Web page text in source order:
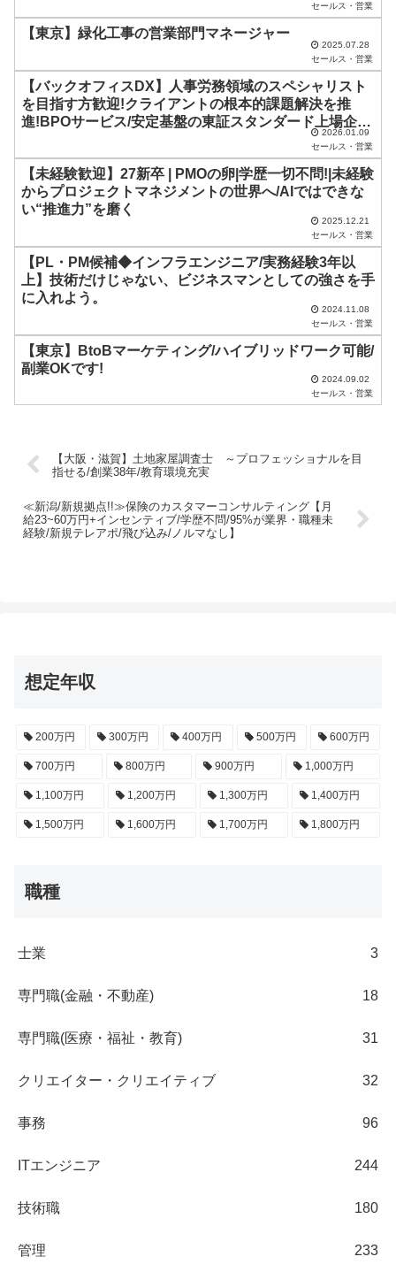
に
て
く
だ
。
セールス・営業
【東京】緑化工事の営業部門マネージャー
2025.07.28
セールス・営業
【バックオフィスDX】人事労務領域のスペシャリスト
を目指す方歓迎!クライアントの根本的課題解決を推
進!BPOサービス/安定基盤の東証スタンダード上場企業
2026.01.09
セールス・営業
【未経験歓迎】27新卒 | PMOの卵|学歴一切不問!|未経験
からプロジェクトマネジメントの世界へ/AIではできな
い“推進力”を磨く
2025.12.21
セールス・営業
【PL・PM候補◆インフラエンジニア/実務経験3年以
上】技術だけじゃない、ビジネスマンとしての強さを手
に入れよう。
2024.11.08
セールス・営業
【東京】BtoBマーケティング/ハイブリッドワーク可能/
副業OKです!
2024.09.02
セールス・営業
【大阪・滋賀】土地家屋調査士 ～プロフェッショナルを目
指せる/創業38年/教育環境充実
≪新潟/新規拠点!!≫保険のカスタマーコンサルティング【月
給23~60万円+インセンティブ/学歴不問/95%が業界・職種未
経験/新規テレアポ/飛び込み/ノルマなし】
想定年収
200万円 300万円 400万円 500万円 600万円
700万円 800万円 900万円 1,000万円
1,100万円 1,200万円 1,300万円 1,400万円
1,500万円 1,600万円 1,700万円 1,800万円
職種
士業 3
専門職(金融・不動産) 18
専門職(医療・福祉・教育) 31
クリエイター・クリエイティブ 32
事務 96
ITエンジニア 244
技術職 180
管理 233